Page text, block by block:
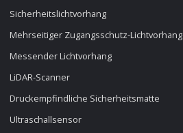
Sicherheitslichtvorhang
Mehrseitiger Zugangsschutz-Lichtvorhang
Messender Lichtvorhang
LiDAR-Scanner
Druckempfindliche Sicherheitsmatte
Ultraschallsensor